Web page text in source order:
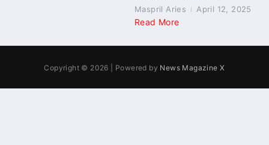
Maspril Aries April 12, 2025
Read More
Copyright © 2026 | Powered by News Magazine X